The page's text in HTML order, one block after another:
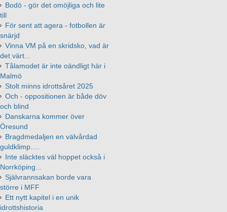
Bodö - gör det omöjliga och lite
till
För sent att agera - fotbollen är
snärjd
Vinna VM på en skridsko, vad är
det värt...
Tålamodet är inte oändligt här i
Malmö
Stolt minns idrottsåret 2025
Och - oppositionen är både döv
och blind
Danskarna kommer över
Öresund
Bragdmedaljen en välvårdad
guldklimp….
Inte släcktes väl hoppet också i
Norrköping...
Självrannsakan borde vara
större i MFF
Ett nytt kapitel i en unik
idrottshistoria